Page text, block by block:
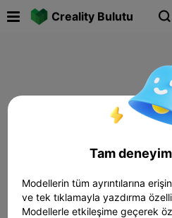
Creality Bulutu 
Tam
Modellerin tüm ayrıntılarına
ve tek tıklamayla yazdırma
Modellerle etkileşime geçerek